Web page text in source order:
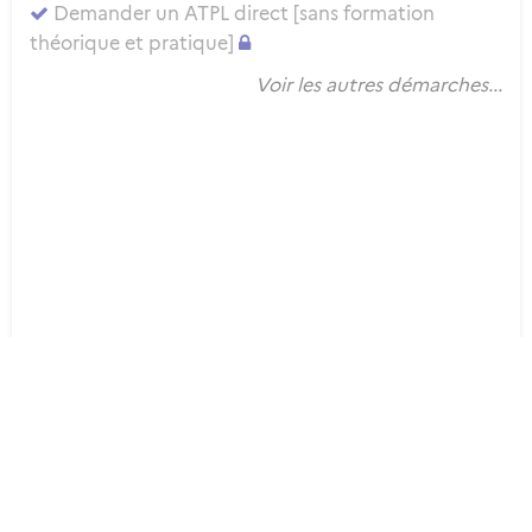
Demander un ATPL direct [sans formation
théorique et pratique]
Voir les autres démarches...